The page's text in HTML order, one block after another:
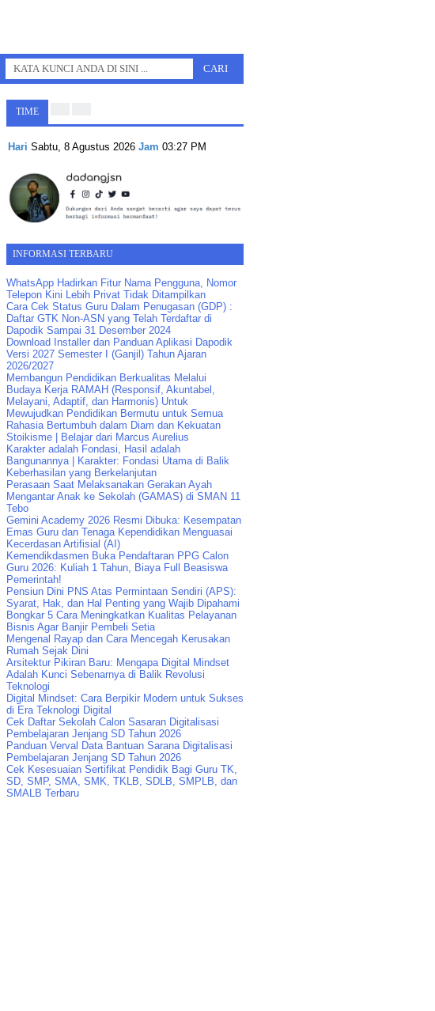
TIME
Hari Sabtu, 8 Agustus 2026 Jam 03:27 PM
INFORMASI TERBARU
WhatsApp Hadirkan Fitur Nama Pengguna, Nomor
Telepon Kini Lebih Privat Tidak Ditampilkan
Cara Cek Status Guru Dalam Penugasan (GDP) :
Daftar GTK Non-ASN yang Telah Terdaftar di
Dapodik Sampai 31 Desember 2024
Download Installer dan Panduan Aplikasi Dapodik
Versi 2027 Semester I (Ganjil) Tahun Ajaran
2026/2027
Membangun Pendidikan Berkualitas Melalui
Budaya Kerja RAMAH (Responsif, Akuntabel,
Melayani, Adaptif, dan Harmonis) Untuk
Mewujudkan Pendidikan Bermutu untuk Semua
Rahasia Bertumbuh dalam Diam dan Kekuatan
Stoikisme | Belajar dari Marcus Aurelius
Karakter adalah Fondasi, Hasil adalah
Bangunannya | Karakter: Fondasi Utama di Balik
Keberhasilan yang Berkelanjutan
Perasaan Saat Melaksanakan Gerakan Ayah
Mengantar Anak ke Sekolah (GAMAS) di SMAN 11
Tebo
Gemini Academy 2026 Resmi Dibuka: Kesempatan
Emas Guru dan Tenaga Kependidikan Menguasai
Kecerdasan Artifisial (AI)
Kemendikdasmen Buka Pendaftaran PPG Calon
Guru 2026: Kuliah 1 Tahun, Biaya Full Beasiswa
Pemerintah!
Pensiun Dini PNS Atas Permintaan Sendiri (APS):
Syarat, Hak, dan Hal Penting yang Wajib Dipahami
Bongkar 5 Cara Meningkatkan Kualitas Pelayanan
Bisnis Agar Banjir Pembeli Setia
Mengenal Rayap dan Cara Mencegah Kerusakan
Rumah Sejak Dini
Arsitektur Pikiran Baru: Mengapa Digital Mindset
Adalah Kunci Sebenarnya di Balik Revolusi
Teknologi
Digital Mindset: Cara Berpikir Modern untuk Sukses
di Era Teknologi Digital
Cek Daftar Sekolah Calon Sasaran Digitalisasi
Pembelajaran Jenjang SD Tahun 2026
Panduan Verval Data Bantuan Sarana Digitalisasi
Pembelajaran Jenjang SD Tahun 2026
Cek Kesesuaian Sertifikat Pendidik Bagi Guru TK,
SD, SMP, SMA, SMK, TKLB, SDLB, SMPLB, dan
SMALB Terbaru